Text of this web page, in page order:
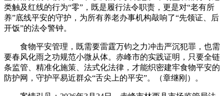
类触及红线的行为“零”，既是履行法令职责，更是对“老有所
养”底线平安的守护，为所有养老办事机构敲响了“先领证、后
开饭”的法令警钟。
食物平安管理，既需要雷霆万钧之力冲击严沉犯罪，也需
要春风化雨之功规范小微从体。赤峰市的实践证明，只要全链
条监管、精准化施策、法式化法律，才能织密建牢食物平安的
防护网，守护平易近群众“舌尖上的平安”。（章继刚）。